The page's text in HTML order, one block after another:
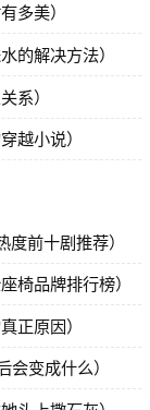
多美）
的解决方法）
系）
越小说）
前十剧推荐）
椅品牌排行榜）
正原因）
变成什么）